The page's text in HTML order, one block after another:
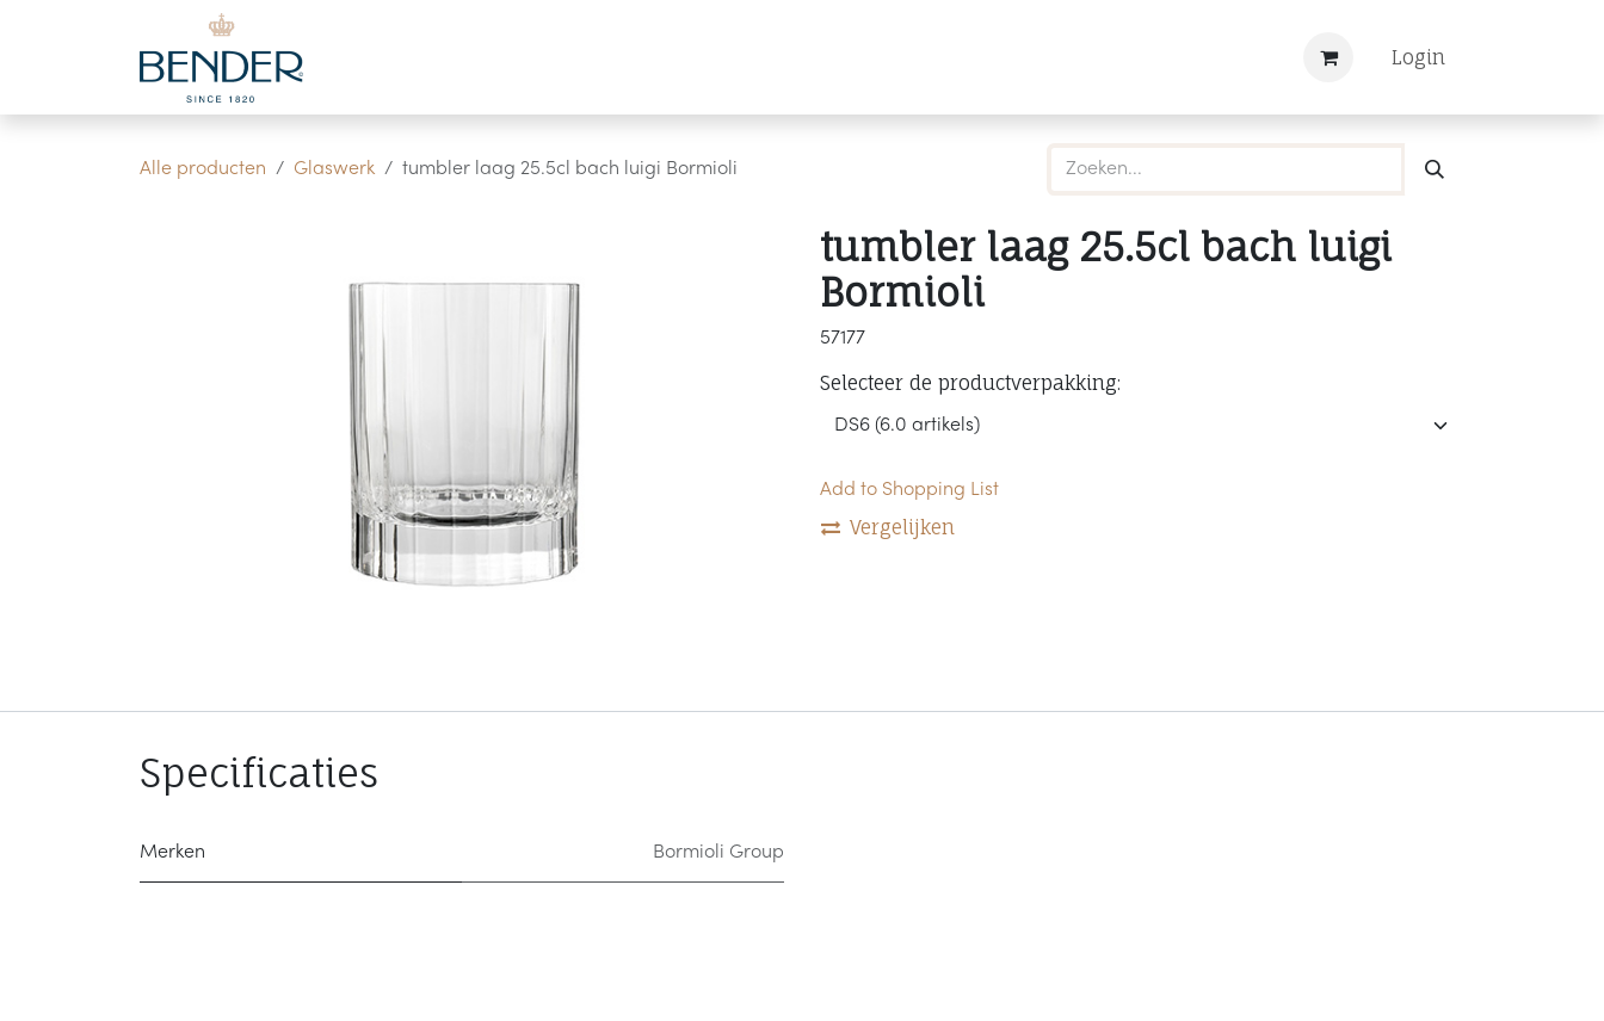
Overslaan naar inhoud
Login
Alle producten Glaswerk tumbler laag 25.5cl bach luigi Bormioli
tumbler laag 25.5cl bach luigi
Bormioli
57177
Selecteer de productverpakking:
Add to Shopping List
Vergelijken
Specificaties
Merken Bormioli Group